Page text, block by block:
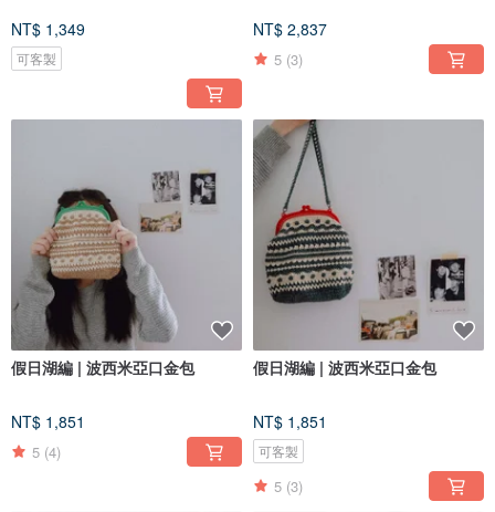
NT$ 1,349
可客製
NT$ 2,837
5 (3)
假日湖編 | 波西米亞口金包
NT$ 1,851
5 (4)
假日湖編 | 波西米亞口金包
NT$ 1,851
可客製
5 (3)